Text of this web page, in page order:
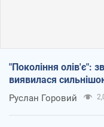
"Покоління олів'є":
виявилася
Руслан Горовий